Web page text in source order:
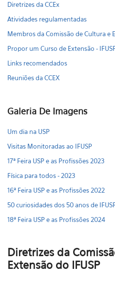
Diretrizes da CCEx
Atividades regulamentadas
Membros da Comissão de Cultura e
Propor um Curso de Extensão -
Links recomendados
Reuniões da CCEX
Galeria De Imagens
Um dia na USP
Visitas Monitoradas ao IFUSP
17ª Feira USP e as Profissões 2023
Física para todos - 2023
16ª Feira USP e as Profissões 2022
50 curiosidades dos 50 anos de
18ª Feira USP e as Profissões 2024
Diretrizes da
Extensão do IFUSP